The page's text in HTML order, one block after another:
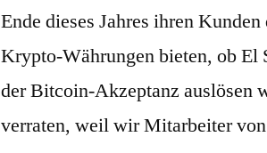
Ende dieses Jahres ihren
Krypto-Währungen bieten, ob El
der Bitcoin-Akzeptanz auslösen
verraten, weil wir Mitarbeiter